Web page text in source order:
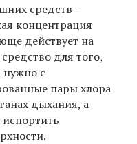
средств –
концентрация
действует на
для того,
нужно с
пары хлора
дыхания, а